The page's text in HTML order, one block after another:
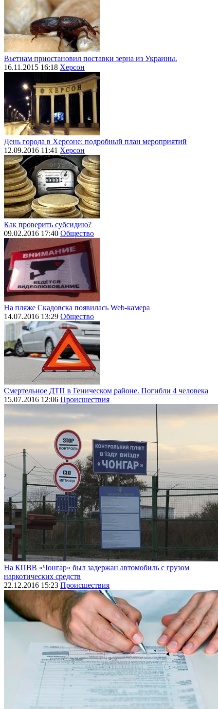
Вьетнам приостановил поставки зерна из Украины.
16.11.2015 16:18 Херсон
День города в Херсоне: подробный план мероприятий
12.09.2016 11:41 Херсон
Как проверить субсидию?
09.02.2016 17:40 Общество
На пляже Скадовска появилась Web-камера
14.07.2016 13:29 Общество
Смертельное ДТП в Геническом районе. Погибли 4 человека
15.07.2016 12:06 Происшествия
На КПВВ «Чонгар» был задержан автомобиль с грузом
наркотических средств
22.12.2016 15:23 Происшествия